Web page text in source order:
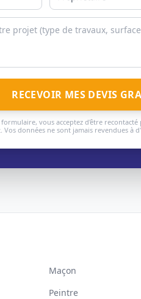
RECEVOIR MES DEVIS
formulaire, vous acceptez d'être
données ne sont jamais revendues à
Maçon
Peintre